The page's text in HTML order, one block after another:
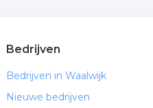
Bedrijven
Bedrijven in Waalwijk
Nieuwe bedrijven